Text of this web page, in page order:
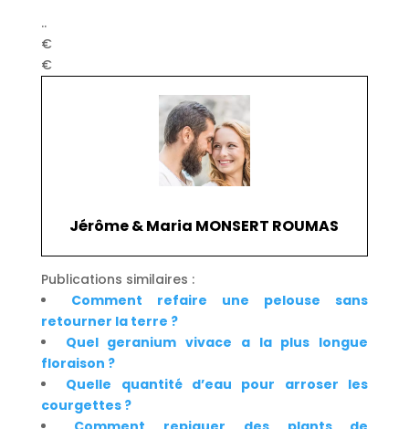
..
€
€
Jérôme & Maria MONSERT ROUMAS
Publications similaires :
Comment refaire une pelouse sans
retourner la terre ?
Quel geranium vivace a la plus longue
floraison ?
Quelle quantité d’eau pour arroser les
courgettes ?